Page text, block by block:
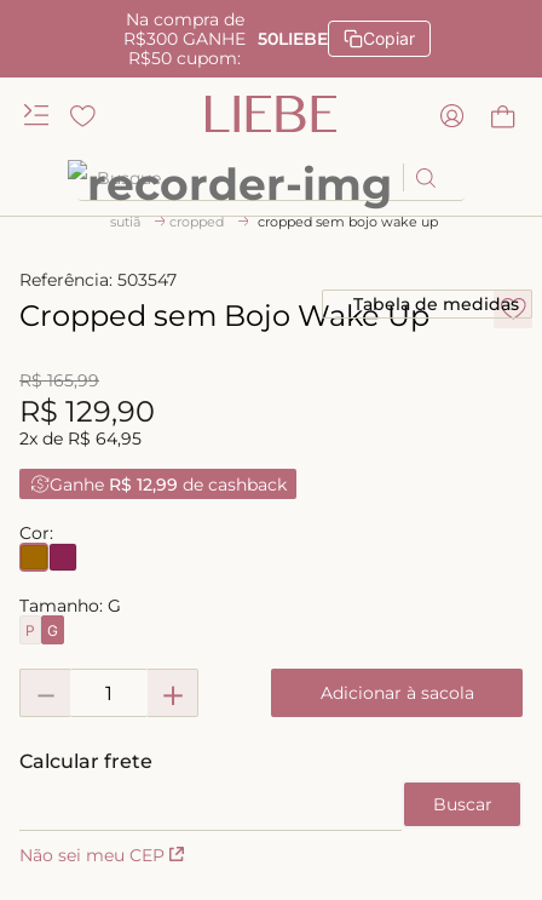
Na compra de
R$300 GANHE
R$50 cupom:
50LIEBE Copiar
Busque
sutiã cropped cropped sem bojo wake up
Referência: 503547
Cropped sem Bojo Wake Up
R$ 165,99
R$ 129,90
2x de R$ 64,95
Ganhe R$ 12,99 de cashback
Tabela de medidas
Cor:
Tamanho: G
P G
＋
－ Adicionar à sacola
Não sei meu CEP
TERMOS MAIS BUSCADOS
kiss me
camisola
calcinha renda
anatomic
calcinha alta
triangulo
short doll
biquini